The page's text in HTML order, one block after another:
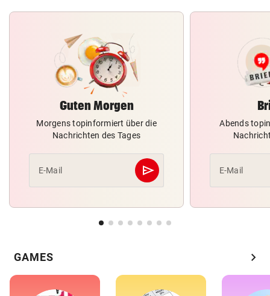
Guten Morgen
Morgens topinformiert über die
Nachrichten des Tages
E-Mail send
Abschicken
Abends
E-Mail
GAMES chevron_right